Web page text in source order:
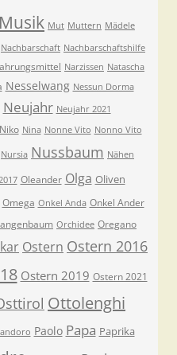
Musik Mut Muttern Mädele
Nachbarschaft Nachbarschaftshilfe
Narzissen Natascha
Nesselwang Nessun Dorma
Neujahr Neujahr 2021
Niko Nina Nonne Vito Nonno Vito
Nursia Nussbaum Nähen
Oleander Olga Oliven
Omega Onkel Anda Onkel Ander
Orchidee Oregano
Ostern Ostern 2016
Ostern 2019 Ostern 2021
Ottolenghi
Paolo Papa Paprika